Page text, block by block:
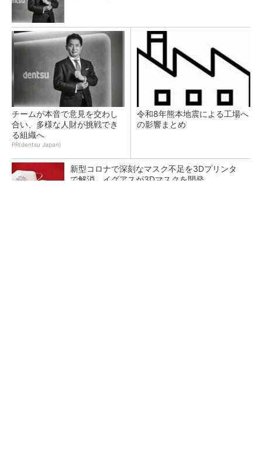
チームが本音で意見を交わし
合い、多様な人財が挑戦でき
る組織へ
PR(dentsu Japan)
令和8年熊本地震による工場へ
の影響まとめ
新型コロナで深刻なマスク不足を3Dプリンタ
で解消、イグアスが3Dマスクを開発